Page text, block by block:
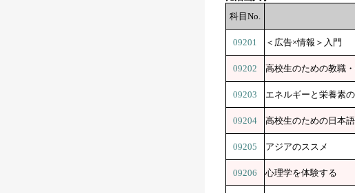
科目No.
09201 ＜広告×情報＞入門
09202 高校生のための教職
09203 エネルギーと栄養素
09204 高校生のための日本
09205 アジアのススメ
09206 心理学を体験する